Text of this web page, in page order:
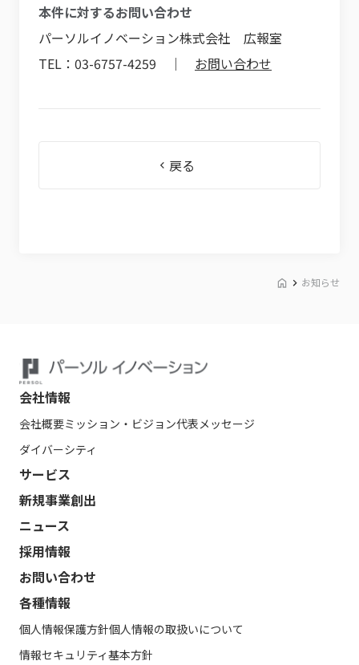
本件に対するお問い合わせ
パーソルイノベーション株式会社 広報室
TEL：03-6757-4259 ｜ お問い合わせ
戻る
お知らせ
会社情報
会社概要ミッション・ビジョン代表メッセージ
ダイバーシティ
サービス
新規事業創出
ニュース
採用情報
お問い合わせ
各種情報
個人情報保護方針個人情報の取扱いについて
情報セキュリティ基本方針